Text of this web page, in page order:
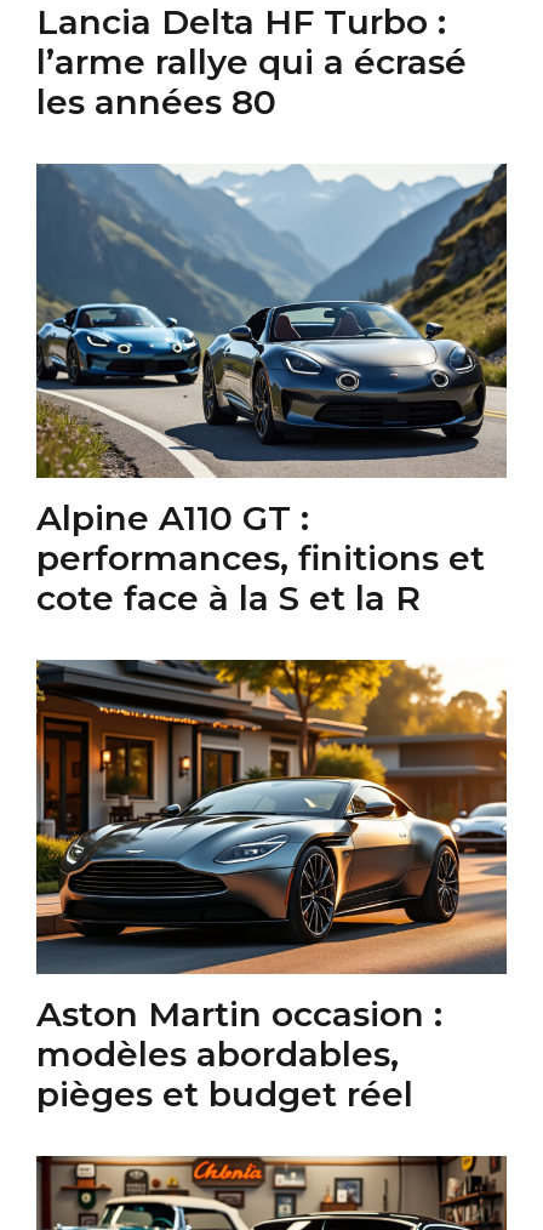
Lancia Delta HF Turbo :
l’arme rallye qui a écrasé
les années 80
Alpine A110 GT :
performances, finitions et
cote face à la S et la R
Aston Martin occasion :
modèles abordables,
pièges et budget réel